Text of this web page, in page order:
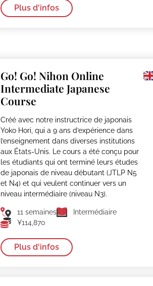
Plus d'infos
Go! Go! Nihon Online
Intermediate Japanese
Course
Créé avec notre instructrice de japonais
Yoko Hori, qui a 9 ans d’expérience dans
l’enseignement dans diverses institutions
aux États-Unis. Le cours a été conçu pour
les étudiants qui ont terminé leurs études
de japonais de niveau débutant (JTLP N5
et N4) et qui veulent continuer vers un
niveau intermédiaire (niveau N3).
11 semaines
Intermédiaire
¥114,870
Plus d'infos